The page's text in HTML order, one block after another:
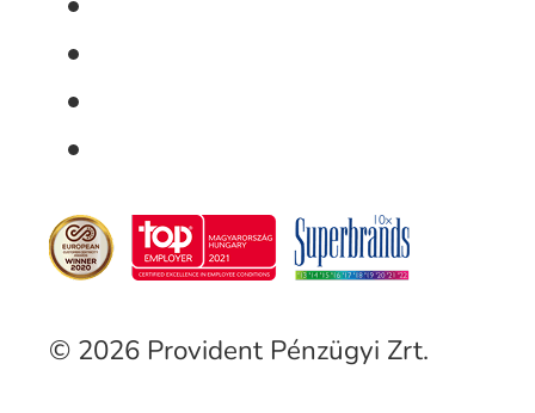
© 2026 Provident Pénzügyi Zrt.